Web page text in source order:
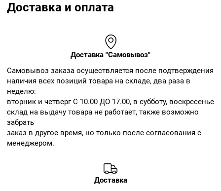
Доставка и оплата
Доставка "Самовывоз"
Cамовывоз заказа осуществляется после подтверждения
наличия всех позиций товара на складе, два раза в
неделю:
вторник и четверг С 10.00 ДО 17.00, в субботу, воскресенье
склад на выдачу товара не работает, также возможно
забрать
заказ в другое время, но только после согласования с
менеджером.
Доставка